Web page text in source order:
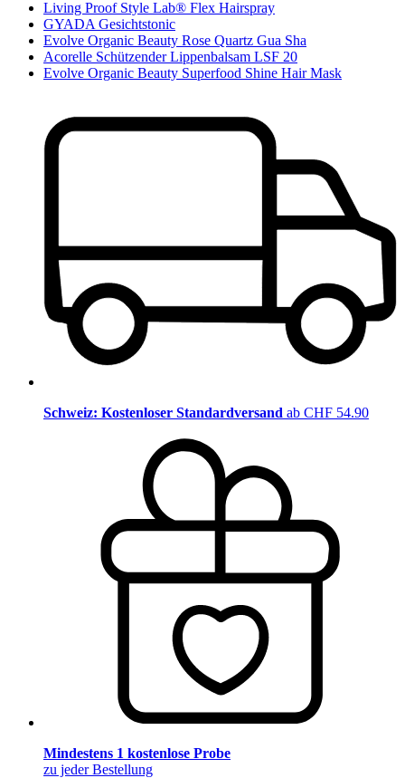
Living Proof Style Lab® Flex Hairspray
GYADA Gesichtstonic
Evolve Organic Beauty Rose Quartz Gua Sha
Acorelle Schützender Lippenbalsam LSF 20
Evolve Organic Beauty Superfood Shine Hair Mask
Schweiz: Kostenloser Standardversand ab CHF 54.90
Mindestens 1 kostenlose Probe
zu jeder Bestellung